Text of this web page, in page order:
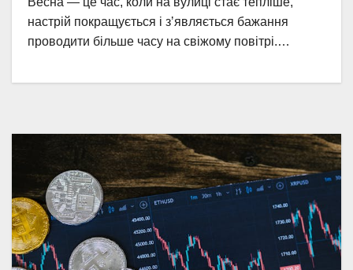
настрій покращується і зʼявляється бажання
проводити більше часу на свіжому повітрі.…